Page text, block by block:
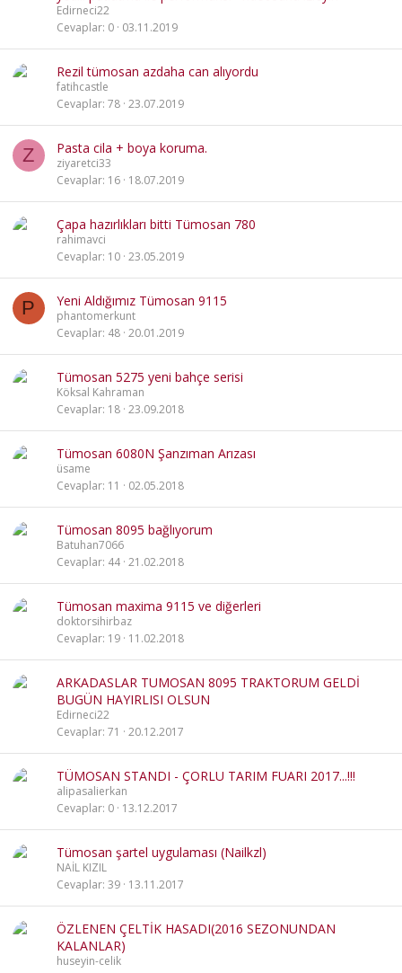
Edirneci22
Cevaplar 0 03.11.2019
Rezil tümosan azdaha can alıyordu
fatihcastle
Cevaplar 78 23.07.2019
Z Pasta cila + boya koruma.
ziyaretci33
Cevaplar 16 18.07.2019
Çapa hazırlıkları bitti Tümosan 780
rahimavci
Cevaplar 10 23.05.2019
P Yeni Aldığımız Tümosan 9115
phantomerkunt
Cevaplar 48 20.01.2019
Tümosan 5275 yeni bahçe serisi
Köksal Kahraman
Cevaplar 18 23.09.2018
Tümosan 6080N Şanzıman Arızası
üsame
Cevaplar 11 02.05.2018
Tümosan 8095 bağlıyorum
Batuhan7066
Cevaplar 44 21.02.2018
Tümosan maxima 9115 ve diğerleri
doktorsihirbaz
Cevaplar 19 11.02.2018
ARKADASLAR TUMOSAN 8095 TRAKTORUM GELDİ
BUGÜN HAYIRLISI OLSUN
Edirneci22
Cevaplar 71 20.12.2017
TÜMOSAN STANDI - ÇORLU TARIM FUARI 2017...!!!
alipasalierkan
Cevaplar 0 13.12.2017
Tümosan şartel uygulaması (Nailkzl)
NAİL KIZIL
Cevaplar 39 13.11.2017
ÖZLENEN ÇELTİK HASADI(2016 SEZONUNDAN
KALANLAR)
huseyin-celik